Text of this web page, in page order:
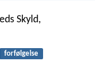
Skyld,
forfølgelse